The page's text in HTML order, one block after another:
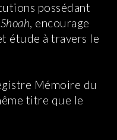
possédant
Shoah, encourage
étude à travers le
Mémoire du
titre que le